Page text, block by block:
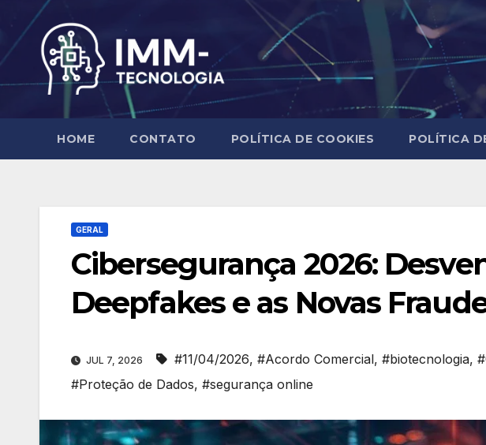
content
HOME CONTATO POLÍTICA DE COOKIES POLÍTICA
GERAL
Cibersegurança 2026:
Deepfakes e as Novas
JUL 7, 2026 #11/04/2026, #Acordo Comercial, #biotecnologia,
#Proteção de Dados, #segurança online